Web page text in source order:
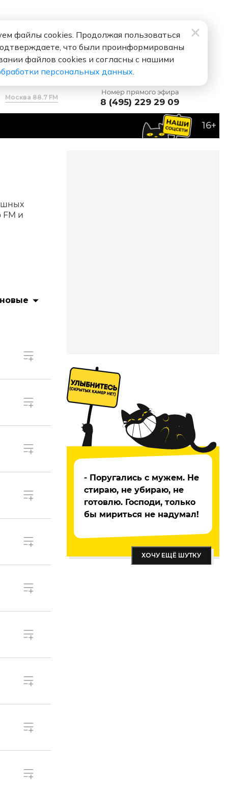
Москва 88.7 FM
Номер прямого эфира
8 (495) 229 29 09
16+
FM и
- Поругались с мужем. Не
стираю, не убираю, не
готовлю. Господи, только
бы мириться не надумал!
ХОЧУ ЕЩЁ ШУТКУ
файлы cookies. Продолжая пользоваться
что были проинформированы
файлов cookies и согласны с нашими
персональных данных.